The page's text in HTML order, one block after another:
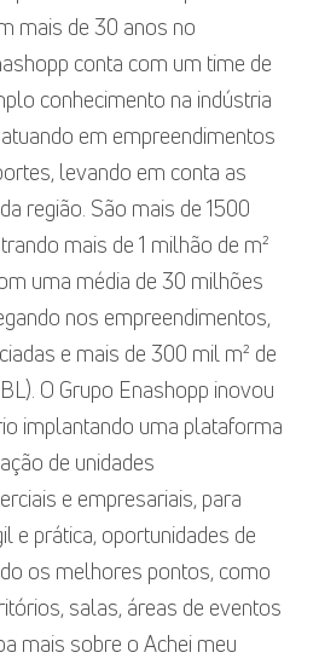
mais de 30 anos no
conta com um time de
conhecimento na indústria
em empreendimentos
levando em conta as
região. São mais de 1500
mais de 1 milhão de m²
uma média de 30 milhões
nos empreendimentos,
e mais de 300 mil m² de
O Grupo Enashopp inovou
implantando uma plataforma
de unidades
e empresariais, para
e prática, oportunidades de
os melhores pontos, como
salas, áreas de eventos
mais sobre o Achei meu